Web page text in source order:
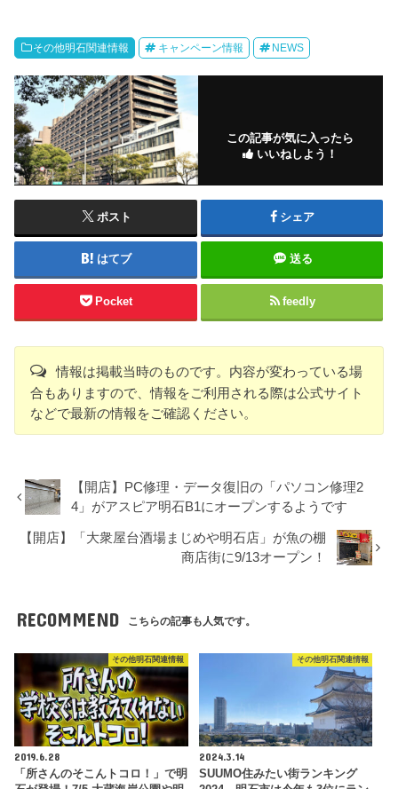
その他明石関連情報 キャンペーン情報 NEWS
この記事が気に入ったら
いいねしよう！
ポスト シェア
はてブ 送る
Pocket feedly
情報は掲載当時のものです。内容が変わっている場
合もありますので、情報をご利用される際は公式サイト
などで最新の情報をご確認ください。
【開店】PC修理・データ復旧の「パソコン修理2
4」がアスピア明石B1にオープンするようです
【開店】「大衆屋台酒場まじめや明石店」が魚の棚
商店街に9/13オープン！
RECOMMEND こちらの記事も人気です。
その他明石関連情報
2019.6.28
「所さんのそこんトコロ！」で明
その他明石関連情報
2024.3.14
SUUMO住みたい街ランキング